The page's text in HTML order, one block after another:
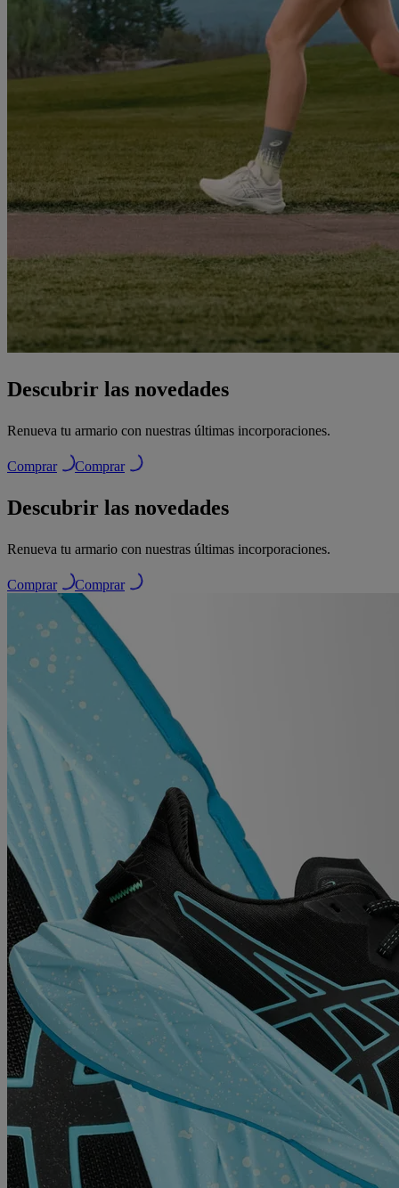
Descubrir las novedades
Renueva tu armario con nuestras últimas incorporaciones.
Comprar Comprar
Descubrir las novedades
Renueva tu armario con nuestras últimas incorporaciones.
Comprar Comprar